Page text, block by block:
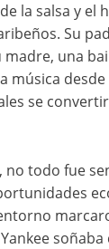
la salsa y el
Su
madre, una
música
se
no todo fue